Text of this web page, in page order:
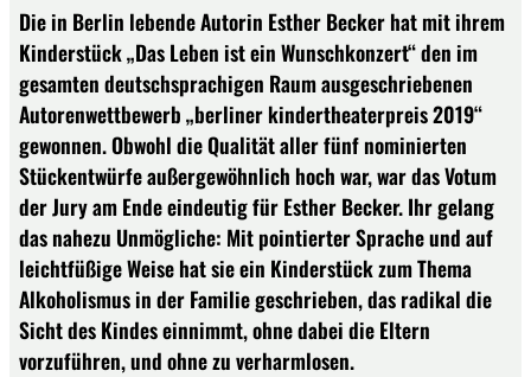
Die in Berlin lebende Autorin Esther Becker hat mit ihrem
Kinderstück „Das Leben ist ein Wunschkonzert“ den im
gesamten deutschsprachigen Raum ausgeschriebenen
Autorenwettbewerb „berliner kindertheaterpreis 2019“
gewonnen. Obwohl die Qualität aller fünf nominierten
Stückentwürfe außergewöhnlich hoch war, war das Votum
der Jury am Ende eindeutig für Esther Becker. Ihr gelang
das nahezu Unmögliche: Mit pointierter Sprache und auf
leichtfüßige Weise hat sie ein Kinderstück zum Thema
Alkoholismus in der Familie geschrieben, das radikal die
Sicht des Kindes einnimmt, ohne dabei die Eltern
vorzuführen, und ohne zu verharmlosen.